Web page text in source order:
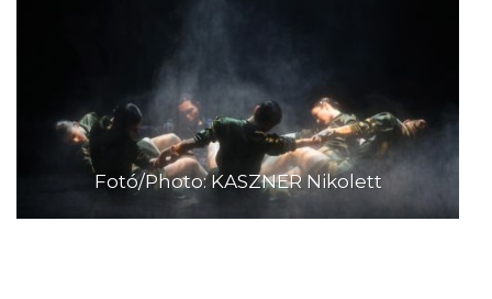
Fotó/Photo: KASZNER Nikolett